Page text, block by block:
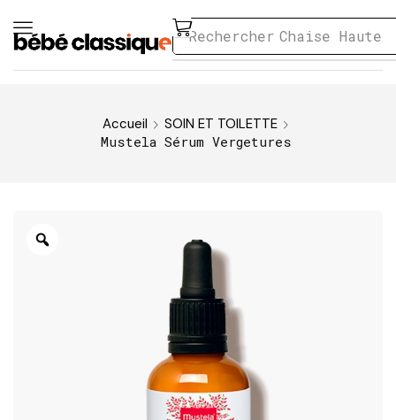
Rechercher Chaise Haute
Accueil
SOIN ET TOILETTE
Mustela Sérum Vergetures